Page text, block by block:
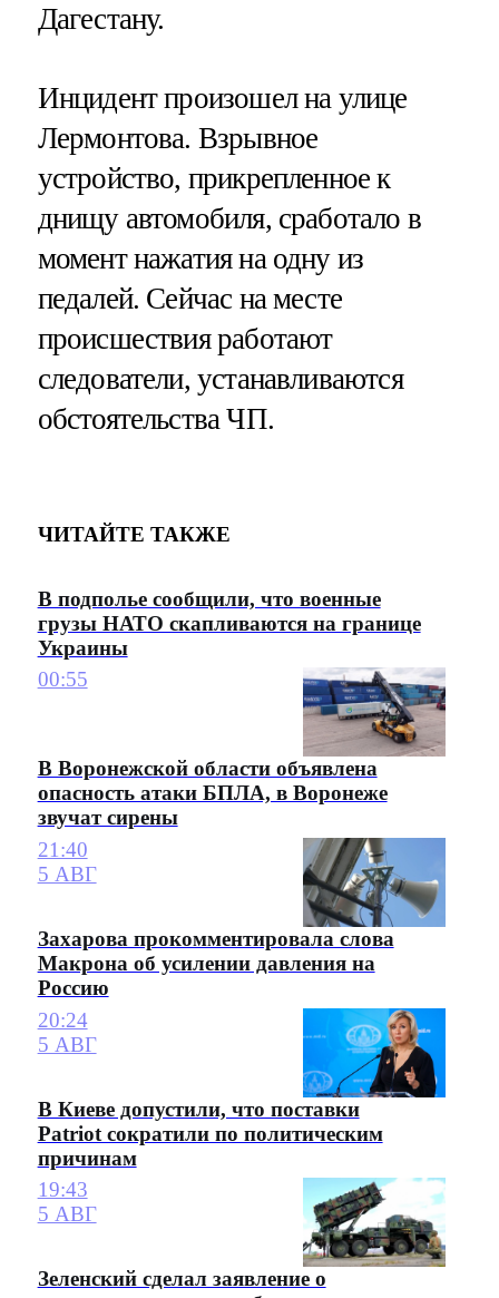
Дагестану.
Инцидент произошел на улице
Лермонтова. Взрывное
устройство, прикрепленное к
днищу автомобиля, сработало в
момент нажатия на одну из
педалей. Сейчас на месте
происшествия работают
следователи, устанавливаются
обстоятельства ЧП.
ЧИТАЙТЕ ТАКЖЕ
В подполье сообщили, что военные
грузы НАТО скапливаются на границе
Украины
00:55
В Воронежской области объявлена
опасность атаки БПЛА, в Воронеже
звучат сирены
21:40
5 АВГ
Захарова прокомментировала слова
Макрона об усилении давления на
Россию
20:24
5 АВГ
В Киеве допустили, что поставки
Patriot сократили по политическим
причинам
19:43
5 АВГ
Зеленский сделал заявление о